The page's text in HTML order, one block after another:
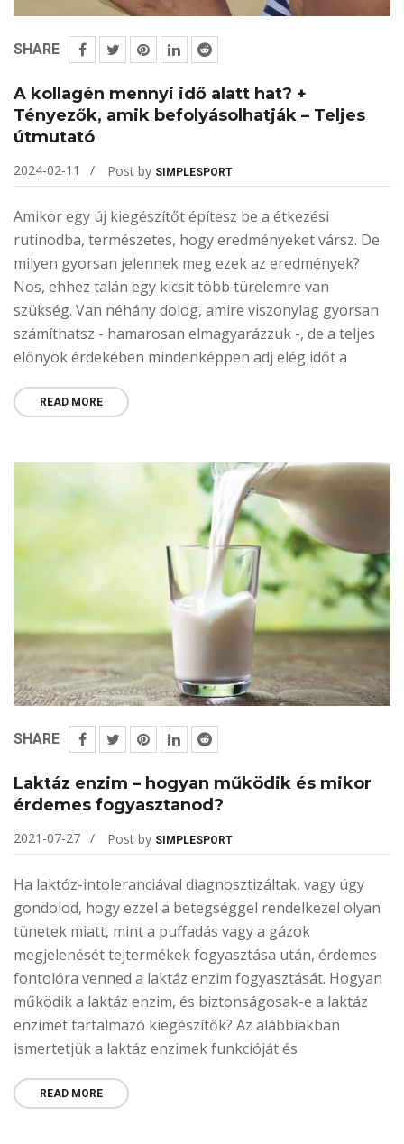
SHARE
A kollagén mennyi idő alatt hat? +
Tényezők, amik befolyásolhatják – Teljes
útmutató
2024-02-11 Post by SIMPLESPORT
Amikor egy új kiegészítőt építesz be a étkezési
rutinodba, természetes, hogy eredményeket vársz. De
milyen gyorsan jelennek meg ezek az eredmények?
Nos, ehhez talán egy kicsit több türelemre van
szükség. Van néhány dolog, amire viszonylag gyorsan
számíthatsz - hamarosan elmagyarázzuk -, de a teljes
előnyök érdekében mindenképpen adj elég időt a
READ MORE
SHARE
Laktáz enzim – hogyan működik és mikor
érdemes fogyasztanod?
2021-07-27 Post by SIMPLESPORT
Ha laktóz-intoleranciával diagnosztizáltak, vagy úgy
gondolod, hogy ezzel a betegséggel rendelkezel olyan
tünetek miatt, mint a puffadás vagy a gázok
megjelenését tejtermékek fogyasztása után, érdemes
fontolóra venned a laktáz enzim fogyasztását. Hogyan
működik a laktáz enzim, és biztonságosak-e a laktáz
enzimet tartalmazó kiegészítők? Az alábbiakban
ismertetjük a laktáz enzimek funkcióját és
READ MORE